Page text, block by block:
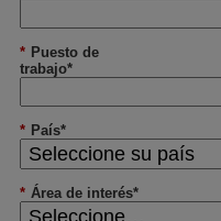
* Puesto de
trabajo*
* País*
* Área de interés*